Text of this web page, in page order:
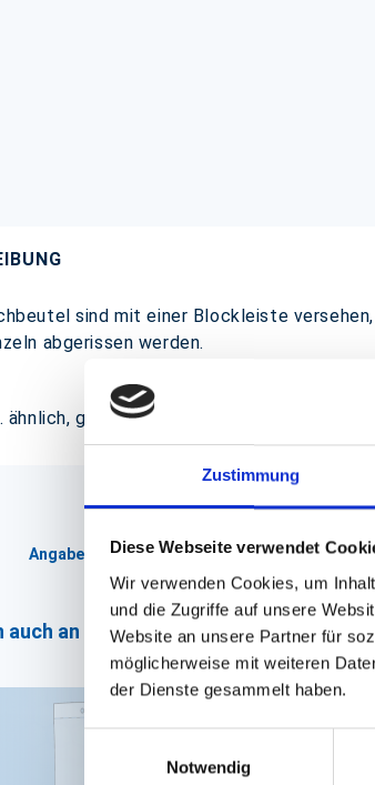
Zustimmung
Diese Webseite verwendet
Wir verwenden Cookies, um
und die Zugriffe auf unsere
Website an unsere Partner für
möglicherweise mit weiteren
der Dienste gesammelt haben.
Notwendig
sind mit einer Blockleiste
abgerissen werden.
ggf. ohne Dekoration)
Angaben zur Informationspflichten der GPSR
auch an folgenden Artikeln interessiert